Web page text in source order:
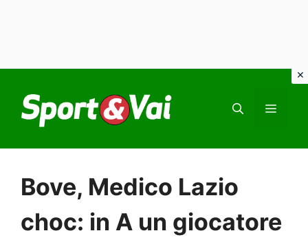
contenuto
Bove, Medico Lazio
choc: in A un giocatore